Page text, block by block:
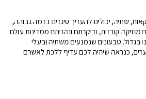
שתיה, יכולים להעריך סיגרים ברמה גבוהה,
מוזיקה קובנית, וביקרתם ונהניתם ממדינות עולם
בגדול. טבעונים שנמנעים משתיה ובעלי
כנראה שיהיה לכם עדיף ללכת לאשרם